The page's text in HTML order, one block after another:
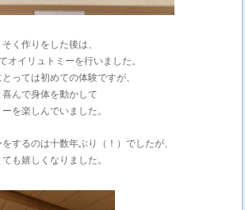
く作りをした後は、
オイリュトミーを行いました。
っては初めての体験ですが、
んで身体を動かして
を楽しんでいました。
するのは十数年ぶり（！）でしたが、
も嬉しくなりました。